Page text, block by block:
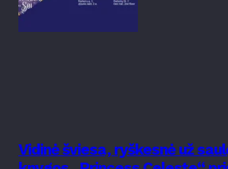
Vidinė šviesa, ryškesnė už